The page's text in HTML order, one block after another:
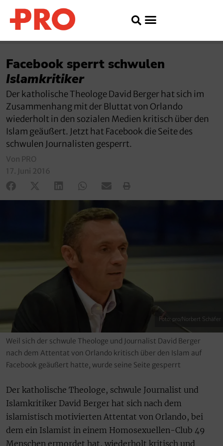
Facebook sperrt schwulen
Islamkritiker
Der katholische Theologe David Berger hat sich im
Zusammenhang mit der Bluttat von Orlando
wiederholt in den sozialen Medien kritisch über den
Islam geäußert. Jetzt hat Facebook die Seite des
schwulen Journalisten gesperrt.
Von PRO
17. Juni 2016
Foto: pro/Norbert Schäfer
Weil sich der schwule Theologe und Journalist David Berger
nach dem Attentat von Orlando kritisch über den Islam auf
Facebook geäußert hatte, wurde seine Seite gesperrt
Der katholische Theologe, schwule Journalist und
Islamkritiker David Berger hat sich nach dem
islamistisch motivierten Attentat von Orlando, bei
dem ein Islamist in einem Homosexuellen-Club 49
Menschen ermordet hat, wiederholt kritisch und